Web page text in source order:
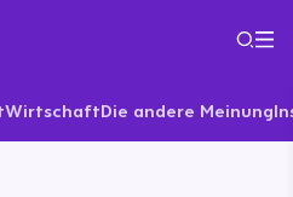
WirtschaftDie andere Meinung